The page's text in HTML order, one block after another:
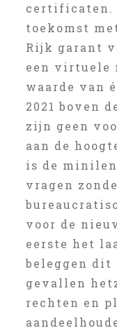
certificaten.
toekomst
Rijk garant
een virtuele
waarde van
2021 boven
zijn geen
aan de
is de
vragen
voor de
eerste het
beleggen dit
gevallen
rechten en